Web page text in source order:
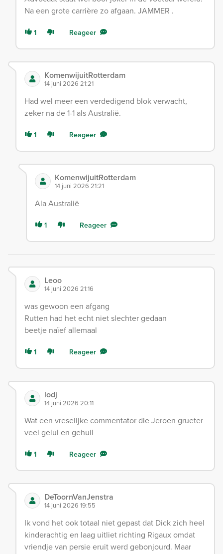
Na een grote carrière zo afgaan. JAMMER .
1 Reageer
KomenwijuitRotterdam
14 juni 2026 21:21
Had wel meer een verdedigend blok verwacht,
zeker na de 1-1 als Australië.
1 Reageer
KomenwijuitRotterdam
14 juni 2026 21:21
Ala Australië
1 Reageer
Leoo
14 juni 2026 21:16
was gewoon een afgang
Rutten had het echt niet slechter gedaan
beetje naïef allemaal
1 Reageer
lodj
14 juni 2026 20:11
Wat een vreselijke commentator die Jeroen grueter
veel gelul en gehuil
1 Reageer
DeToornVanJenstra
14 juni 2026 19:55
Ik vond het ook totaal niet gepast dat Dick zich heel
kinderachtig en laag uitliet richting Rigaux omdat
vriendje van persie eruit werd gebonjourd. Maar